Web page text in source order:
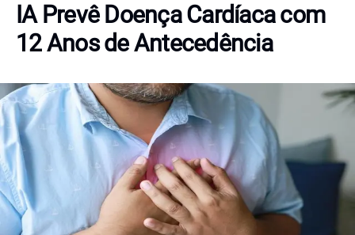
IA Prevê Doença Cardíaca com
12 Anos de Antecedência